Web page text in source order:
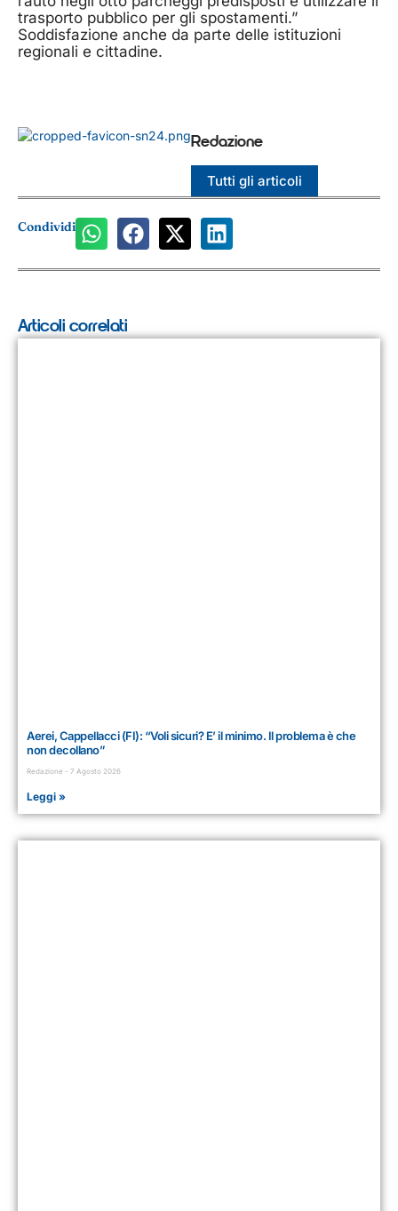
trasporto pubblico per gli spostamenti.”
Soddisfazione anche da parte delle istituzioni
regionali e cittadine.
Redazione
Tutti gli articoli
Condividi
Articoli correlati
Aerei, Cappellacci (FI): “Voli sicuri? E’ il minimo. Il problema è che
non decollano”
Redazione 7 Agosto 2026
Leggi »